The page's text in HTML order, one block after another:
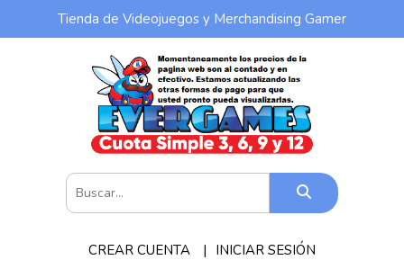
Tienda de Videojuegos y Merchandising Gamer
CREAR CUENTA INICIAR SESIÓN